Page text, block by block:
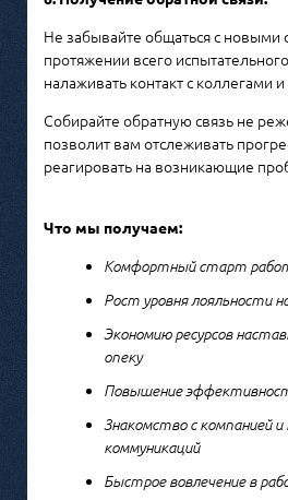
Не забывайте общаться с новыми
протяжении всего
налаживать контакт с коллегами
Собирайте обратную связь не
позволит вам отслеживать
реагировать на возникающие
Что мы получаем:
Комфортный старт
Рост уровня лояльности
Экономию ресурсов
опеку
Повышение
Знакомство с компанией
коммуникаций
Быстрое вовлечение в